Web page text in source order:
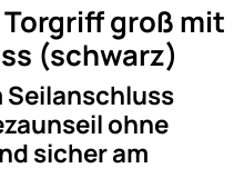
Torgriff groß mit
(schwarz)
Seilanschluss
ohne
sicher am